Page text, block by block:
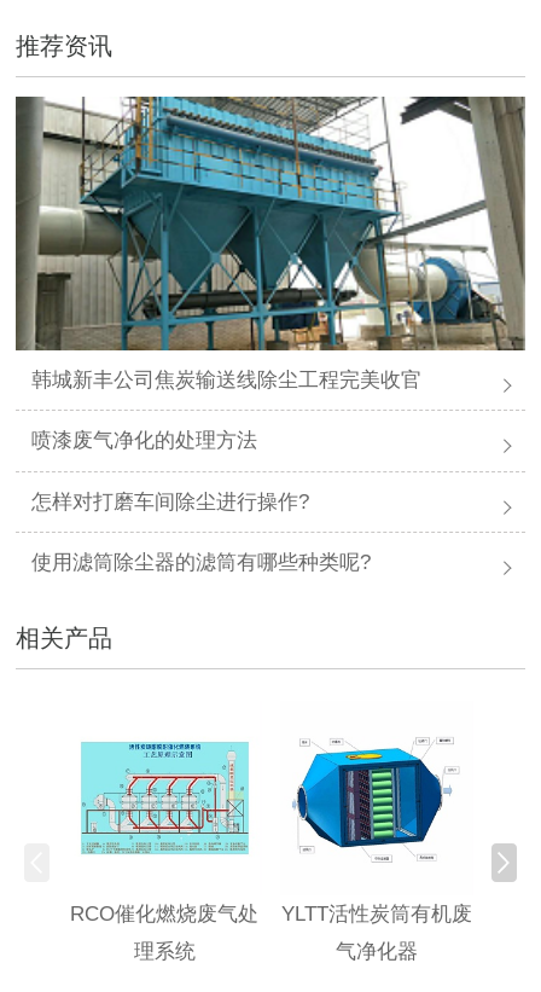
推荐资讯
韩城新丰公司焦炭输送线除尘工程完美收官
喷漆废气净化的处理方法
怎样对打磨车间除尘进行操作?
使用滤筒除尘器的滤筒有哪些种类呢?
相关产品
RCO催化燃烧废气处
理系统
YLTT活性炭筒有机废
气净化器